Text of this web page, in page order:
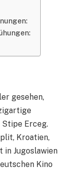
gesehen,
Stipe Erceg.
Kroatien,
in Jugoslawien
Kino